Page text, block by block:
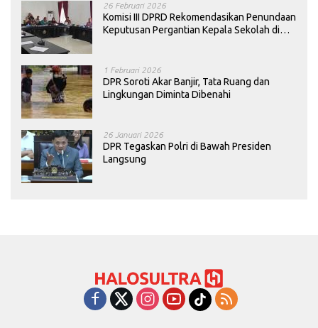
26 Februari 2026
Komisi III DPRD Rekomendasikan Penundaan
Keputusan Pergantian Kepala Sekolah di
1 Februari 2026
DPR Soroti Akar Banjir, Tata Ruang dan
Lingkungan Diminta Dibenahi
26 Januari 2026
DPR Tegaskan Polri di Bawah Presiden
Langsung